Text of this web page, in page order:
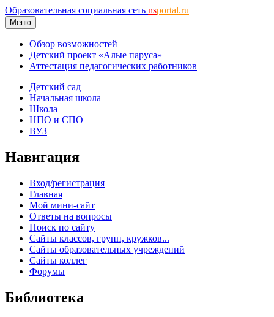
Образовательная социальная сеть nsportal.ru
Меню
Обзор возможностей
Детский проект «Алые паруса»
Аттестация педагогических работников
Детский сад
Начальная школа
Школа
НПО и СПО
ВУЗ
Навигация
Вход/регистрация
Главная
Мой мини-сайт
Ответы на вопросы
Поиск по сайту
Сайты классов, групп, кружков...
Сайты образовательных учреждений
Сайты коллег
Форумы
Библиотека